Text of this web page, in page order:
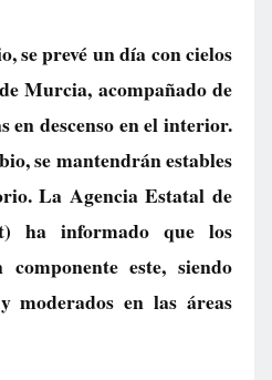
se prevé un día con cielos
Murcia, acompañado de
en descenso en el interior.
se mantendrán estables
La Agencia Estatal de
ha informado que los
este, siendo
en las áreas